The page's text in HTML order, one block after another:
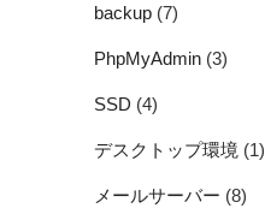
backup (7)
PhpMyAdmin (3)
SSD (4)
デスクトップ環境 (1)
メールサーバー (8)